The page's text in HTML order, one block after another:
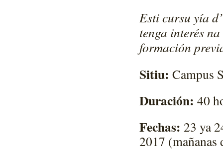
Esti cursu yía
tenga interés
formación
Sitiu: Campus
Duración: 40
Fechas: 23 ya
2017 (mañanas